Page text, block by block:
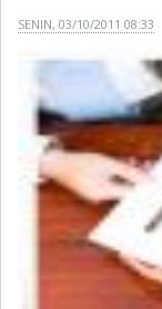
SENIN, 03/10/2011 08:33